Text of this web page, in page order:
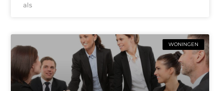
als
WONINGEN